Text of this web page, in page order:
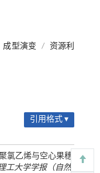
成型演变 / 资源利
引用格式 ▾
氯乙烯与空心果穗
工大学学报（自然